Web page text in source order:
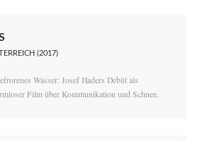
(2017)
Wasser: Josef Haders Debüt als
Film über Kommunikation und Schnee.